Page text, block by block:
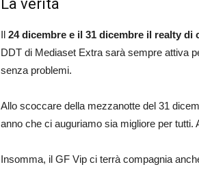
La verità
Il 24 dicembre e il 31 dicembre il realty di
DDT di Mediaset Extra sarà sempre attiva
senza problemi.
Allo scoccare della mezzanotte del 31
anno che ci auguriamo sia migliore per tutti.
Insomma, il GF Vip ci terrà compagnia